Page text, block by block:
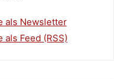
als Newsletter
als Feed (RSS)